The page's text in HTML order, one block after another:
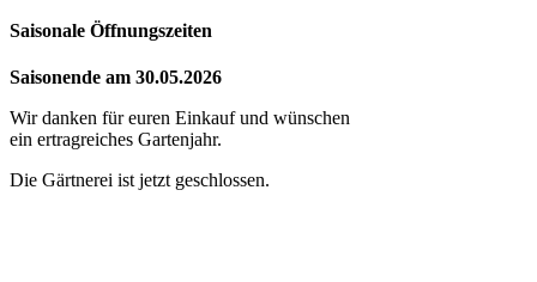
Saisonale Öffnungszeiten
Saisonende am 30.05.2026
Wir danken für euren Einkauf und wünschen
ein ertragreiches Gartenjahr.
Die Gärtnerei ist jetzt geschlossen.